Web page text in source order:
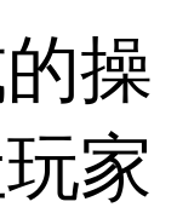
操
家